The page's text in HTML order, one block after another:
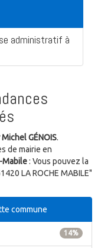
administratif à
GÉNOIS.
de mairie en
Mabile: Vous pouvez la
LA ROCHE MABILE"
commune
14%